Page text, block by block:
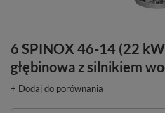
6 SPINOX 46-14 (22
głębinowa z silnikiem
+ Dodaj do porównania